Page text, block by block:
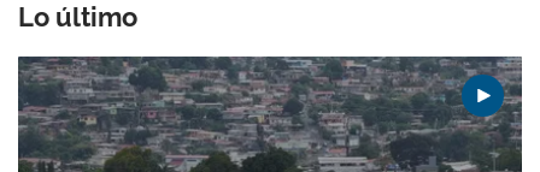
Lo último